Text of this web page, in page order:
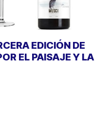
EDICIÓN DE
EL PAISAJE Y LA